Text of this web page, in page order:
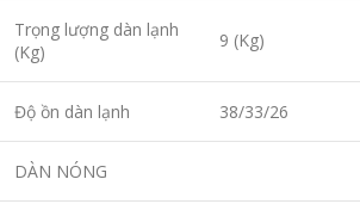
Trọng lượng dàn lạnh
(Kg)
9 (Kg)
Độ ồn dàn lạnh 38/33/26
DÀN NÓNG